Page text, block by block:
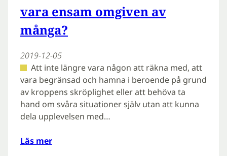
vara ensam omgiven av
många?
2019-12-05
Att inte längre vara någon att räkna med, att
vara begränsad och hamna i beroende på grund
av kroppens skröplighet eller att behöva ta
hand om svåra situationer själv utan att kunna
dela upplevelsen med…
Läs mer